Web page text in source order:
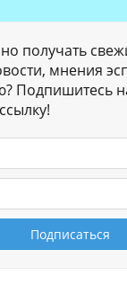
получать
мнения
Подпишитесь